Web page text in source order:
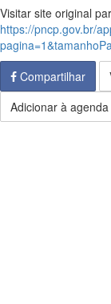
Visitar site original
https://pncp.gov.br/
Compartilhar
Adicionar à agenda